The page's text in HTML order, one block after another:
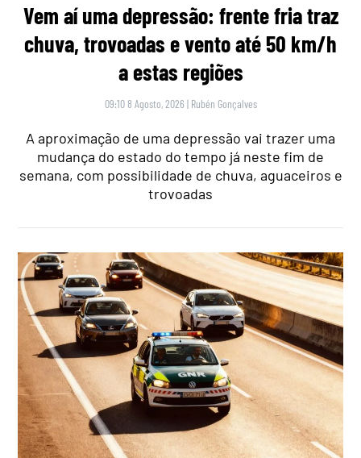
Vem aí uma depressão: frente fria traz
chuva, trovoadas e vento até 50 km/h
a estas regiões
09:10 8 Agosto, 2026 | Rubén Gonçalves
A aproximação de uma depressão vai trazer uma
mudança do estado do tempo já neste fim de
semana, com possibilidade de chuva, aguaceiros e
trovoadas